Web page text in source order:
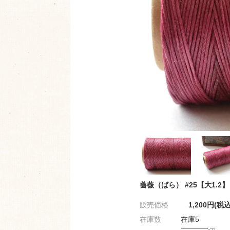
薔薇（ばら） #25【大1.2】
販売価格
1,200円(税
在庫数
在庫5